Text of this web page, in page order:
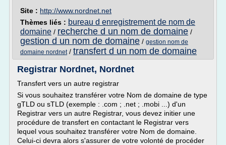
Site : http://www.nordnet.net
Thèmes liés : bureau d enregistrement de nom de
domaine / recherche d un nom de domaine /
gestion d un nom de domaine / gestion nom de
domaine nordnet/ transfert d un nom de domaine
Registrar Nordnet, Nordnet
Transfert vers un autre registrar
Si vous souhaitez transférer votre Nom de domaine de type
gTLD ou sTLD (exemple : .com ; .net ; .mobi ...) d'un
Registrar vers un autre Registrar, vous devez initier une
procédure de transfert en contactant le Registrar vers
lequel vous souhaitez transférer votre Nom de domaine.
Celui-ci devra alors s'assurer de votre volonté de procéder